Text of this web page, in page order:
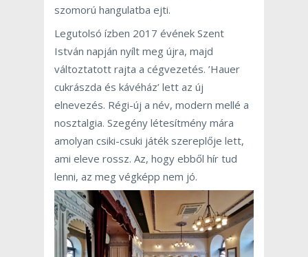
szomorú hangulatba ejti.
Legutolsó ízben 2017 évének Szent
István napján nyílt meg újra, majd
változtatott rajta a cégvezetés. ’Hauer
cukrászda és kávéház’ lett az új
elnevezés. Régi-új a név, modern mellé a
nosztalgia. Szegény létesítmény mára
amolyan csiki-csuki játék szereplője lett,
ami eleve rossz. Az, hogy ebből hír tud
lenni, az meg végképp nem jó.